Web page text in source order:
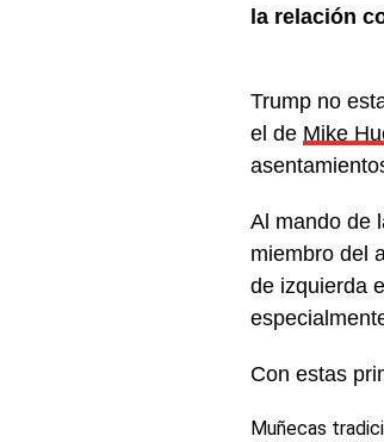
la relación
Trump no
el de Mike
Al mando de
miembro del
de izquierda
Con estas
Muñecas